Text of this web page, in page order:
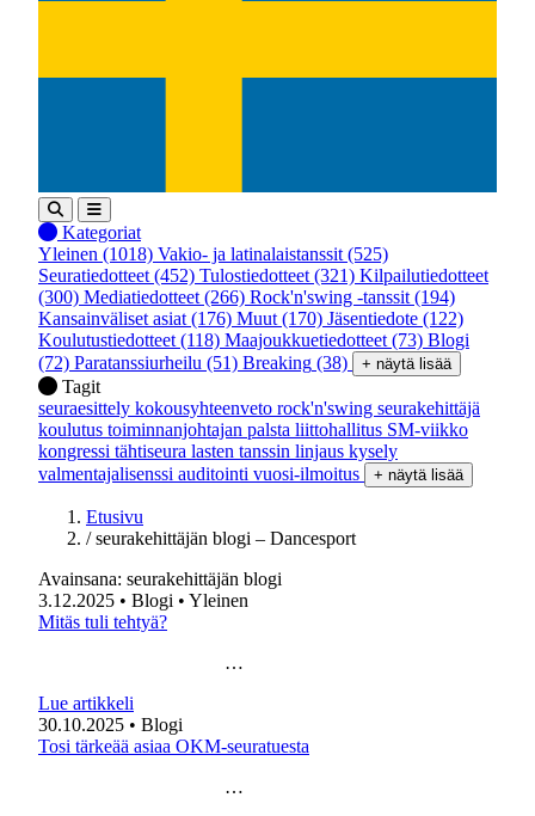
Kategoriat
Yleinen (1018) Vakio- ja latinalaistanssit (525)
Seuratiedotteet (452) Tulostiedotteet (321) Kilpailutiedotteet
(300) Mediatiedotteet (266) Rock'n'swing -tanssit (194)
Kansainväliset asiat (176) Muut (170) Jäsentiedote (122)
Koulutustiedotteet (118) Maajoukkuetiedotteet (73) Blogi
(72) Paratanssiurheilu (51) Breaking (38) + näytä lisää
Tagit
seuraesittely kokousyhteenveto rock'n'swing seurakehittäjä
koulutus toiminnanjohtajan palsta liittohallitus SM-viikko
kongressi tähtiseura lasten tanssin linjaus kysely
valmentajalisenssi auditointi vuosi-ilmoitus + näytä lisää
Etusivu
/ seurakehittäjän blogi – Dancesport
Avainsana: seurakehittäjän blogi
3.12.2025 • Blogi • Yleinen
Mitäs tuli tehtyä?
…
Lue artikkeli
30.10.2025 • Blogi
Tosi tärkeää asiaa OKM-seuratuesta
…